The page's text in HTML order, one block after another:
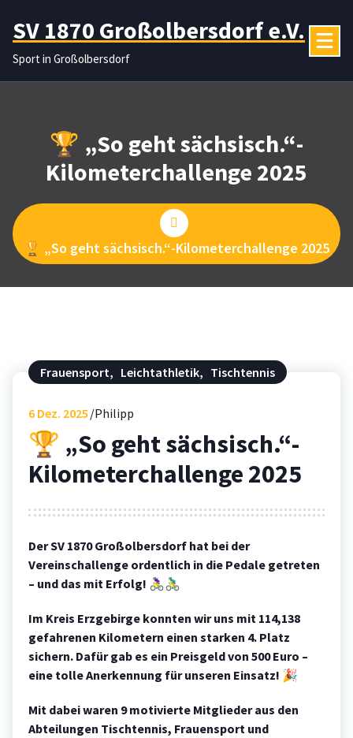
Inhalt
springen
SV 1870 Großolbersdorf e.V.
Sport in Großolbersdorf
🏆 „So geht sächsisch.“-
Kilometerchallenge 2025
🏆 „So geht sächsisch.“-Kilometerchallenge 2025
Frauensport, Leichtathletik, Tischtennis
6 Dez. 2025 Philipp
🏆 „So geht sächsisch.“-
Kilometerchallenge 2025
Der SV 1870 Großolbersdorf hat bei der
Vereinschallenge ordentlich in die Pedale getreten
– und das mit Erfolg! 🚴‍♀️🚴‍♂️
Im Kreis Erzgebirge konnten wir uns mit 114,138
gefahrenen Kilometern einen starken 4. Platz
sichern. Dafür gab es ein Preisgeld von 500 Euro –
eine tolle Anerkennung für unseren Einsatz! 🎉
Mit dabei waren 9 motivierte Mitglieder aus den
Abteilungen Tischtennis, Frauensport und